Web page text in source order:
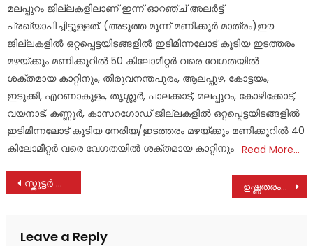
മലപ്പുറം ജില്ലകളിലാണ് ഇന്ന് ഓറഞ്ച് അലർട്ട്
പ്രഖ്യാപിച്ചിട്ടുള്ളത്. (അടുത്ത മൂന്ന്‌ മണിക്കൂർ മാത്രം)ഈ
ജില്ലകളിൽ ഒറ്റപ്പെട്ടയിടങ്ങളിൽ ഇടിമിന്നലോട് കൂടിയ ഇടത്തരം
മഴയ്ക്കും മണിക്കൂറിൽ 50 കിലോമീറ്റർ വരെ വേഗതയിൽ
ശക്തമായ കാറ്റിനും, തിരുവനന്തപുരം, ആലപ്പുഴ, കോട്ടയം,
ഇടുക്കി, എറണാകുളം, തൃശ്ശൂർ, പാലക്കാട്, മലപ്പുറം, കോഴിക്കോട്,
വയനാട്, കണ്ണൂർ, കാസറഗോഡ് ജില്ലകളിൽ ഒറ്റപ്പെട്ടയിടങ്ങളിൽ
ഇടിമിന്നലോട് കൂടിയ നേരിയ/ഇടത്തരം മഴയ്ക്കും മണിക്കൂറിൽ 40
കിലോമീറ്റർ വരെ വേഗതയിൽ ശക്തമായ കാറ്റിനും Read More…
Post
സ്കൂട്ടർ നിയന്ത്രണം വിട്ട് മരത്തിൽ ഇടിച്ച് ഒരാൾക്ക് പരുക്ക് ഉഷ്ണതരംഗം: സ്വയംപ്രതിരോധം പ്രധാനം, ജില്ലകള്‍ക്ക് ജാഗ്രതാ നിര്‍ദേശം നല്‍കി ആരോഗ്യവകുപ്പ്
Leave a Reply